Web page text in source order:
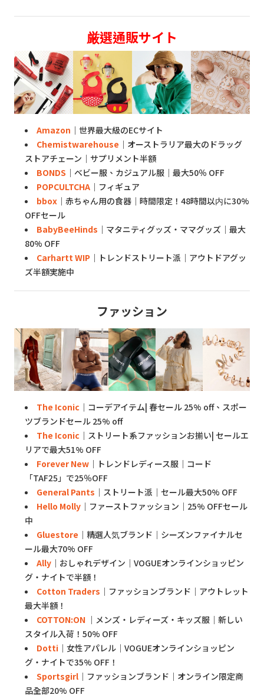
厳選通販サイト
Amazon ｜世界最大級のECサイト
Chemistwarehouse ｜オーストラリア最大のドラッグ
ストアチェーン｜サプリメント半額
BONDS ｜ベビー服、カジュアル服｜最大50％ OFF
POPCULTCHA ｜フィギュア
bbox ｜赤ちゃん用の食器｜時間限定！48時間以内に30%
OFFセール
BabyBeeHinds ｜マタニティグッズ・ママグッズ｜最大
80% OFF
Carhartt WIP ｜トレンドストリート派｜アウトドアグッ
ズ半額実施中
ファッション
The Iconic ｜コーデアイテム| 春セール 25% off、スポー
ツブランドセール 25% off
The Iconic ｜ストリート系ファッションお揃い| セールエ
リアで最大51% OFF
Forever New ｜トレンドレディース服｜コード
「TAF25」で25％OFF
General Pants ｜ストリート派｜セール最大50% OFF
Hello Molly ｜ファーストファッション｜25% OFFセール
中
Gluestore ｜精選人気ブランド｜シーズンファイナルセ
ール最大70% OFF
Ally ｜おしゃれデザイン｜VOGUEオンラインショッピン
グ・ナイトで半額！
Cotton Traders ｜ファッションブランド｜アウトレット
最大半額！
COTTON:ON ｜メンズ・レディーズ・キッズ服｜新しい
スタイル入荷！50% OFF
Dotti ｜女性アパレル｜VOGUEオンラインショッピン
グ・ナイトで35% OFF！
Sportsgirl ｜ファッションブランド｜オンライン限定商
品全部20% OFF